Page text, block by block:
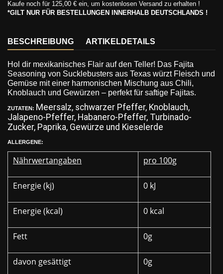
Kaufe noch für 125,00 € ein, um kostenlosen Versand zu erhalten !
*GILT NUR FÜR BESTELLUNGEN INNERHALB DEUTSCHLANDS !
BESCHREIBUNG ARTIKELDETAILS
Hol dir mexikanisches Flair auf den Teller! Das Fajita
Seasoning von Sucklebusters aus Texas würzt Fleisch und
Gemüse mit einer harmonischen Mischung aus Chili,
Knoblauch und Gewürzen – perfekt für saftige Fajitas.
ZUTATEN: Meersalz, schwarzer Pfeffer, Knoblauch,
Jalapeno-Pfeffer, Habanero-Pfeffer, Turbinado-
Zucker, Paprika, Gewürze und Kieselerde
ALLERGENE:
Nährwertangaben pro 100g
Energie (kj) 0 kJ
Energie (kcal) 0 kcal
Fett 0g
davon gesättigt 0g